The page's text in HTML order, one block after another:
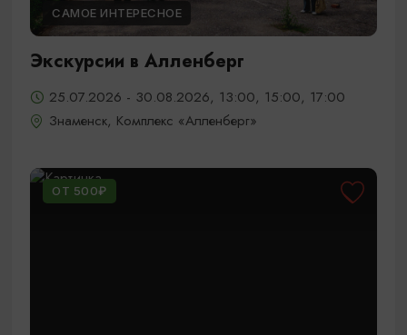
САМОЕ ИНТЕРЕСНОЕ
Экскурсии в Алленберг
25.07.2026 - 30.08.2026, 13:00, 15:00, 17:00
Знаменск, Комплекс «Алленберг»
ОТ 500₽